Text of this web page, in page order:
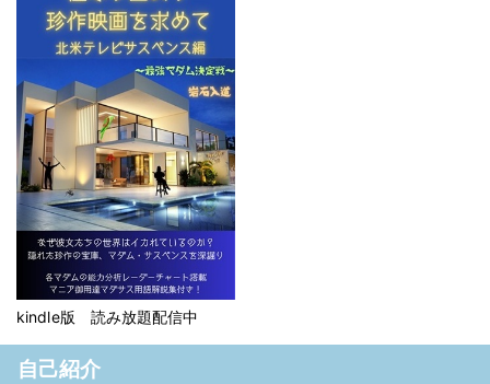
kindle版 読み放題配信中
自己紹介